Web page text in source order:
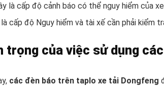
là cấp độ cảnh báo có thể nguy hiểm của
cấp độ Nguy hiểm và tài xế cần phải kiểm
trọng của việc sử dụng
các đèn báo trên taplo xe tải Dongfeng